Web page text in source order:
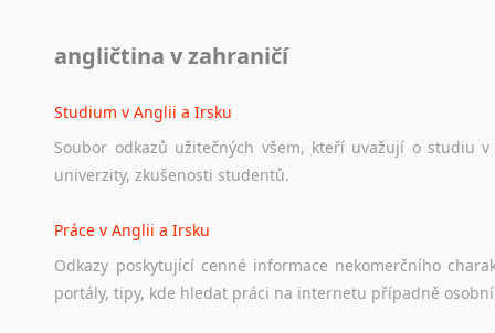
Ať už se jedná o česká diskusní
angličtina v zahraničí
Studium v Anglii a Irsku
Soubor odkazů užitečných všem, kteří uvažují o studiu v
univerzity, zkušenosti studentů.
Práce v Anglii a Irsku
Odkazy poskytující cenné informace nekomerčního
portály, tipy, kde hledat práci na internetu případně osobní